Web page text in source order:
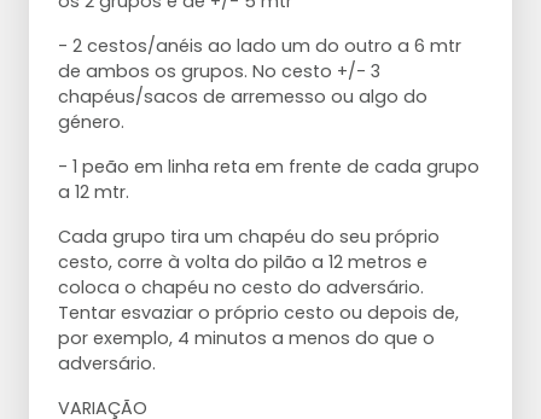
- 2 cestos/anéis ao lado um do outro a 6 mtr
de ambos os grupos. No cesto +/- 3
chapéus/sacos de arremesso ou algo do
género.
- 1 peão em linha reta em frente de cada grupo
a 12 mtr.
Cada grupo tira um chapéu do seu próprio
cesto, corre à volta do pilão a 12 metros e
coloca o chapéu no cesto do adversário.
Tentar esvaziar o próprio cesto ou depois de,
por exemplo, 4 minutos a menos do que o
adversário.
VARIAÇÃO